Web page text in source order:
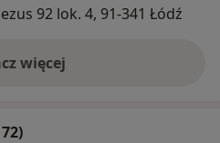
92 lok. 4, 91-341 Łódź
więcej